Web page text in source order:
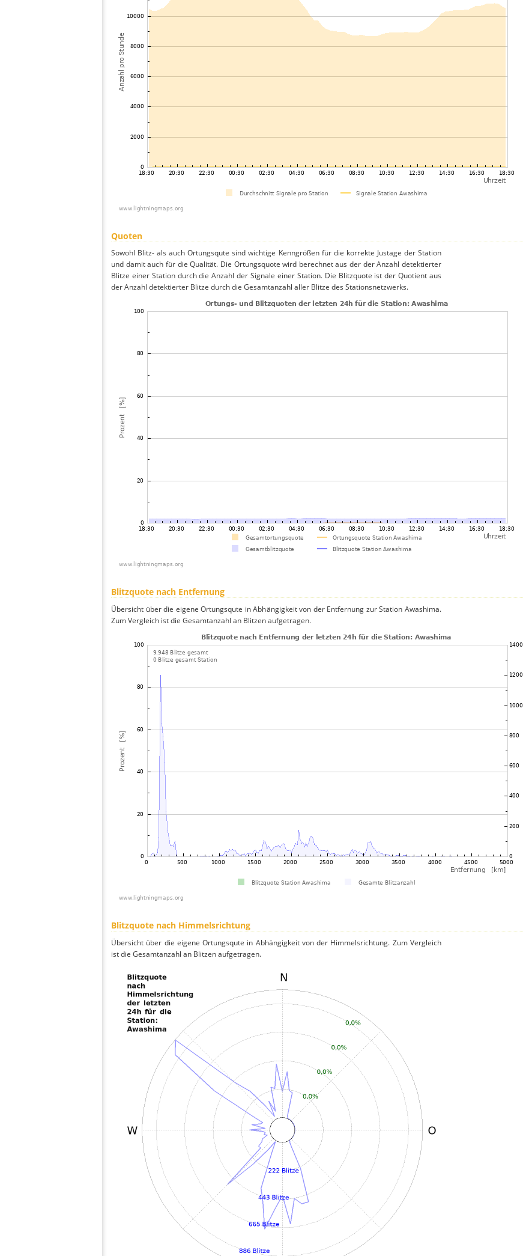
Quoten
Sowohl Blitz- als auch Ortungsqute sind wichtige Kenngrößen für die korrekte Justage der Station
und damit auch für die Qualität. Die Ortungsquote wird berechnet aus der der Anzahl detektierter
Blitze einer Station durch die Anzahl der Signale einer Station. Die Blitzquote ist der Quotient aus
der Anzahl detektierter Blitze durch die Gesamtanzahl aller Blitze des Stationsnetzwerks.
Blitzquote nach Entfernung
Übersicht über die eigene Ortungsqute in Abhängigkeit von der Entfernung zur Station Awashima.
Zum Vergleich ist die Gesamtanzahl an Blitzen aufgetragen.
Blitzquote nach Himmelsrichtung
Übersicht über die eigene Ortungsqute in Abhängigkeit von der Himmelsrichtung. Zum Vergleich
ist die Gesamtanzahl an Blitzen aufgetragen.